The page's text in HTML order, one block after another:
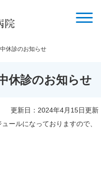
休診のお知らせ
休診のお知らせ
更新日：2024年4月15日更新
ールになっておりますので、